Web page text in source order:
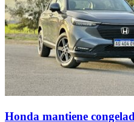
Honda mantiene